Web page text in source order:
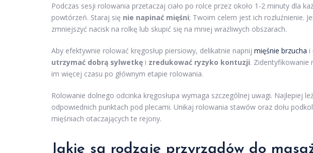
Podczas sesji rolowania przetaczaj ciało po rolce przez około 1-2 minuty dla
powtórzeń. Staraj się nie napinać mięśni; Twoim celem jest ich rozluźnienie.
zmniejszyć nacisk na rolkę lub skupić się na mniej wrażliwych obszarach.
Aby efektywnie rolować kręgosłup piersiowy, delikatnie napnij mięśnie brzucha i
utrzymać dobrą sylwetkę i zredukować ryzyko kontuzji. Zidentyfikowanie
im więcej czasu po głównym etapie rolowania.
Rolowanie dolnego odcinka kręgosłupa wymaga szczególnej uwagi. Najlepiej
odpowiednich punktach pod plecami. Unikaj rolowania stawów oraz dołu
mięśniach otaczających te rejony.
Jakie są rodzaje przyrządów do